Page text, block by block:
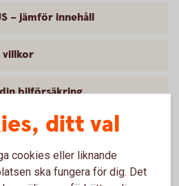
– jämför innehåll
villkor
bilförsäkring
om att försäkra
ditt val
cookies eller liknande
ska fungera för dig. Det